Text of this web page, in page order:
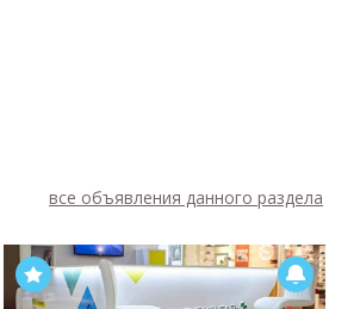
все объявления данного раздела